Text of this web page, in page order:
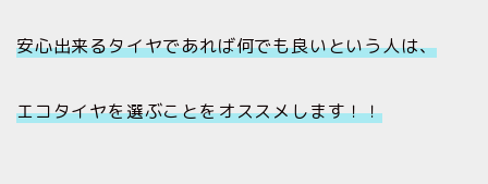
安心出来るタイヤであれば何でも良いという人は、
エコタイヤを選ぶことをオススメします！！